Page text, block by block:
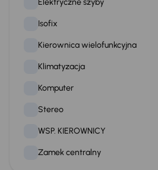
Isofix
Kierownica wielofunkcyjna
Klimatyzacja
Komputer
Stereo
WSP. KIEROWNICY
Zamek centralny